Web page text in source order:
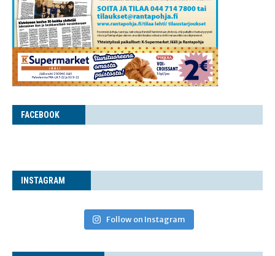
FACE­BOOK
INS­TA­GRAM
Follow on Instagram